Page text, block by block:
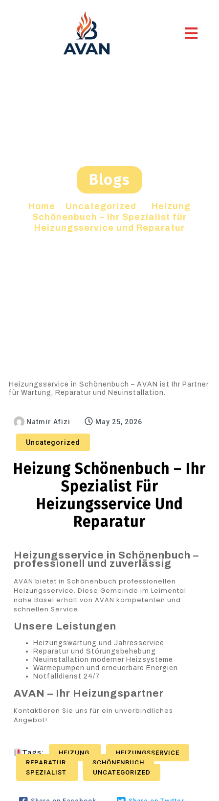
Blogs
Home Uncategorized
Heizung
Schönenbuch – Ihr Spezialist für
Heizungsservice und Reparatur
Heizungsservice in Schönenbuch – AVAN ist Ihr Partner
für Wartung, Reparatur und Neuinstallation.
Natmir Afizi May 25, 2026
Uncategorized
Heizung Schönenbuch – Ihr
Spezialist Für
Heizungsservice Und
Reparatur
Heizungsservice in Schönenbuch –
professionell und zuverlässig
AVAN bietet in Schönenbuch professionellen
Heizungsservice. Diese Gemeinde im Leimental
nahe Basel erhält von AVAN kompetenten und
schnellen Service.
Unsere Leistungen
Heizungswartung und Jahresservice
Reparatur und Störungsbehebung
Neuinstallation moderner Heizsysteme
Wärmepumpen und erneuerbare Energien
Notfalldienst 24/7
AVAN – Ihr Heizungspartner
Kontaktieren Sie uns für ein unverbindliches
Angebot!
Tags: HEIZUNG
HEIZUNGSSERVICE
REPARATUR
SCHÖNENBUCH
SPEZIALIST
UNCATEGORIZED